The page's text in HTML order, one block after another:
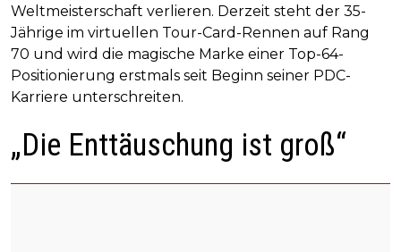
Weltmeisterschaft verlieren. Derzeit steht der 35-
Jährige im virtuellen Tour-Card-Rennen auf Rang
70 und wird die magische Marke einer Top-64-
Positionierung erstmals seit Beginn seiner PDC-
Karriere unterschreiten.
„Die Enttäuschung ist groß“